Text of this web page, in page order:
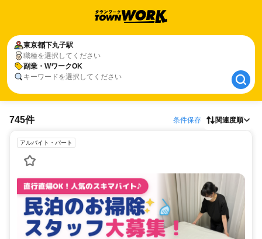
東京都下丸子駅
職種を選択してください
副業・WワークOK
キーワードを選択してください
東京都下丸子駅
副業・WワークOK
745件 条件保存 関連度順
アルバイト・パート